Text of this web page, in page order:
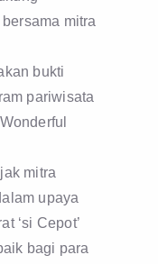
mitra
bukti
pariwisata
mitra
upaya
‘si Cepot’
bagi para